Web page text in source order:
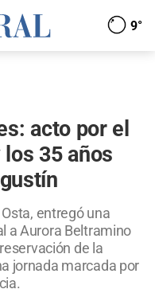
9°
acto por el
35 años
entregó una
a Aurora Beltramino
de la
jornada marcada por